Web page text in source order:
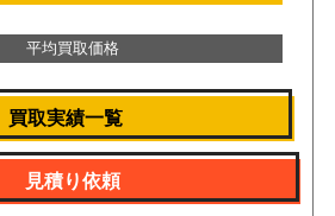
平均買取価格
買取実績一覧
見積り依頼